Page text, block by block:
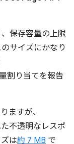
保存容量の上限
サイズにかなり
割り当てを報告
ますが、
不透明なレスポ
は約 7 MB で